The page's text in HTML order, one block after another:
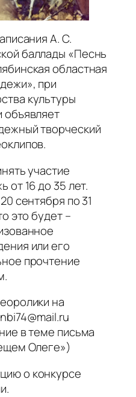
А. С.
баллады «Песнь
областная
при
культуры
объявляет
творческий
участие
от 16 до 35 лет.
сентября по 31
это будет –
или его
прочтение
на
в теме письма
Олеге»)
о конкурсе